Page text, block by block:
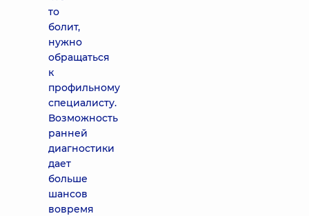
то
болит,
нужно
обращаться
к
профильному
специалисту.
Возможность
ранней
диагностики
дает
больше
шансов
вовремя